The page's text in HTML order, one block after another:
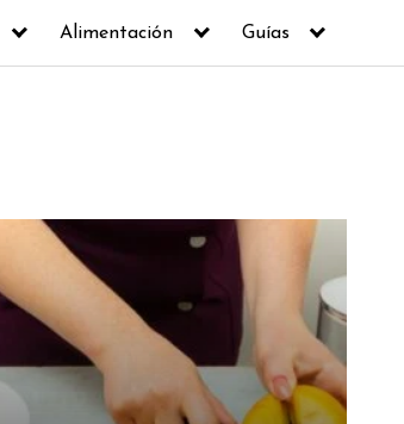
Alimentación Guías